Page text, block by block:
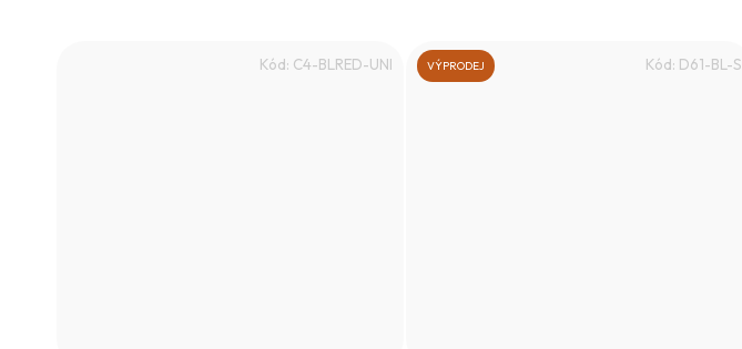
Kód: C4-BLRED-UNI VÝPRODEJ Kód: D61-BL-S